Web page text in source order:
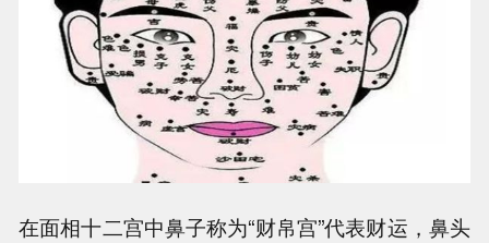
在面相十二宫中鼻子称为“财帛宫”代表财运，鼻头